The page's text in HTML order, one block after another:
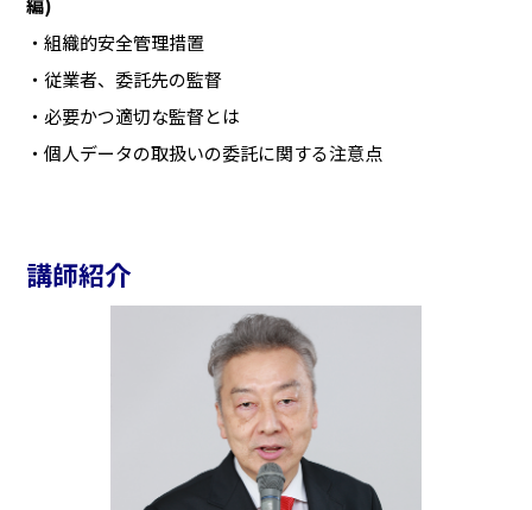
編)
組織的安全管理措置
従業者、委託先の監督
必要かつ適切な監督とは
個人データの取扱いの委託に関する注意点
講師紹介